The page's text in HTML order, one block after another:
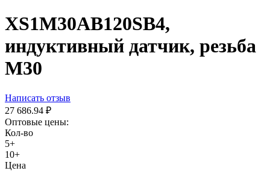
XS1M30AB120SB4,
индуктивный датчик, резьба
М30
Написать отзыв
27 686.94 ₽
Оптовые цены:
Кол-во
5+
10+
Цена